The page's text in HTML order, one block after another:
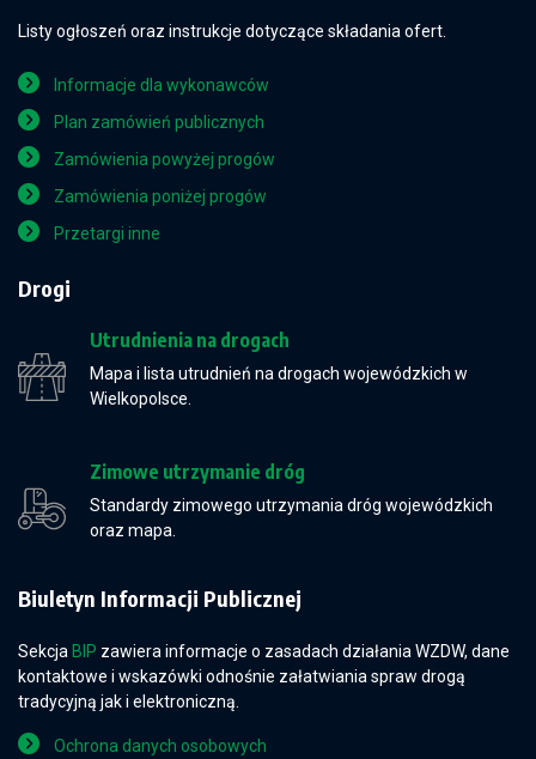
Listy ogłoszeń oraz instrukcje dotyczące składania ofert.
Informacje dla wykonawców
Plan zamówień publicznych
Zamówienia powyżej progów
Zamówienia poniżej progów
Przetargi inne
Drogi
Utrudnienia na drogach
Mapa i lista utrudnień na drogach wojewódzkich w
Wielkopolsce.
Zimowe utrzymanie dróg
Standardy zimowego utrzymania dróg wojewódzkich
oraz mapa.
Biuletyn Informacji Publicznej
Sekcja BIP zawiera informacje o zasadach działania WZDW, dane
kontaktowe i wskazówki odnośnie załatwiania spraw drogą
tradycyjną jak i elektroniczną.
Ochrona danych osobowych